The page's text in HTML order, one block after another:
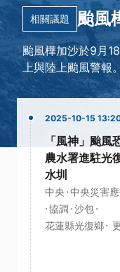
相關議題 颱風
颱風樺加沙於9月
上與陸上颱風警報。
2025-10-15
「風神」颱風
農水署進駐光
水圳
中央 ·中央災害
·協調 ·沙包·
花蓮縣光復鄉·